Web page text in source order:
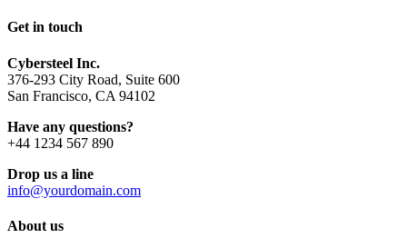
Get in touch
Cybersteel Inc.
376-293 City Road, Suite 600
San Francisco, CA 94102
Have any questions?
+44 1234 567 890
Drop us a line
info@yourdomain.com
About us